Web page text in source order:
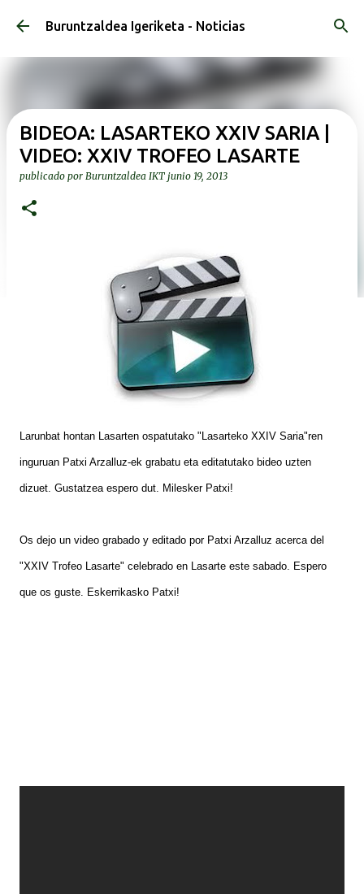
Ir al contenido principal
Buruntzaldea Igeriketa - Noticias
BIDEOA: LASARTEKO XXIV SARIA |
VIDEO: XXIV TROFEO LASARTE
publicado por Buruntzaldea IKT junio 19, 2013
Larunbat hontan Lasarten ospatutako "Lasarteko XXIV Saria"ren
inguruan Patxi Arzalluz-ek grabatu eta editatutako bideo uzten
dizuet. Gustatzea espero dut. Milesker Patxi!
Os dejo un video grabado y editado por Patxi Arzalluz acerca del
"XXIV Trofeo Lasarte" celebrado en Lasarte este sabado. Espero
que os guste. Eskerrikasko Patxi!